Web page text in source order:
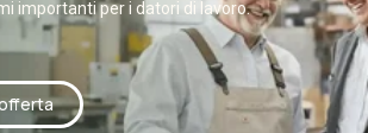
importanti per i datori di lavoro.